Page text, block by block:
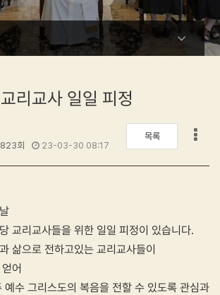
리교사 일일 피정
823회 23-03-30 08:17
목록
교리교사들을 위한 일일 피정이 있습니다.
삶으로 전하고있는 교리교사들이
어
예수 그리스도의 복음을 전할 수 있도록 관심과